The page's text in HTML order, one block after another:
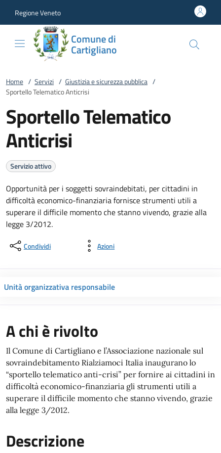
Regione Veneto
Comune di
Cartigliano
Home / Servizi / Giustizia e sicurezza pubblica /
Sportello Telematico Anticrisi
Sportello Telematico
Anticrisi
Servizio attivo
Opportunità per i soggetti sovraindebitati, per cittadini in
difficoltà economico-finanziaria fornisce strumenti utili a
superare il difficile momento che stanno vivendo, grazie alla
legge 3/2012.
Condividi Azioni
Unità organizzativa responsabile
A chi è rivolto
Il Comune di Cartigliano e l’Associazione nazionale sul
sovraindebitamento Rialziamoci Italia inaugurano lo
“sportello telematico anti-crisi” per fornire ai cittadini in
difficoltà economico-finanziaria gli strumenti utili a
superare il difficile momento che stanno vivendo, grazie
alla legge 3/2012.
Descrizione